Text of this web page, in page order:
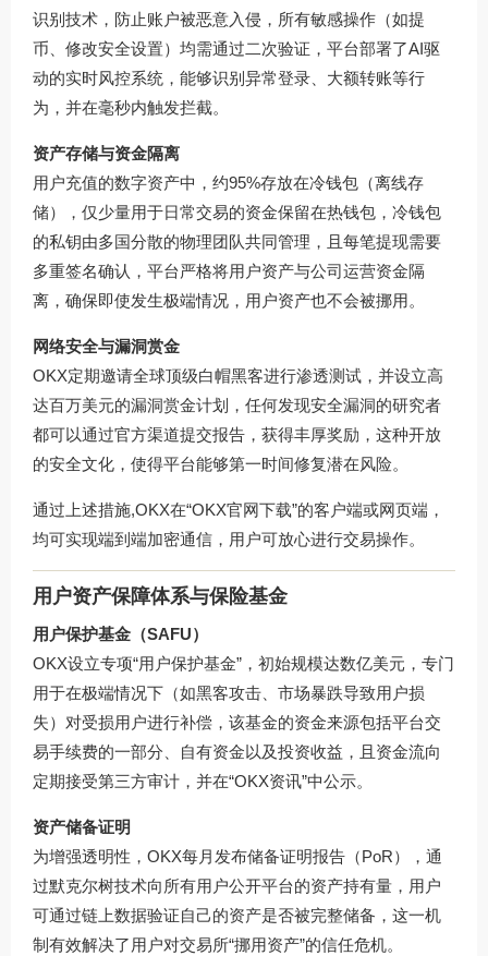
识别技术，防止账户被恶意入侵，所有敏感操作（如提
币、修改安全设置）均需通过二次验证，平台部署了AI驱
动的实时风控系统，能够识别异常登录、大额转账等行
为，并在毫秒内触发拦截。
资产存储与资金隔离
用户充值的数字资产中，约95%存放在冷钱包（离线存
储），仅少量用于日常交易的资金保留在热钱包，冷钱包
的私钥由多国分散的物理团队共同管理，且每笔提现需要
多重签名确认，平台严格将用户资产与公司运营资金隔
离，确保即使发生极端情况，用户资产也不会被挪用。
网络安全与漏洞赏金
OKX定期邀请全球顶级白帽黑客进行渗透测试，并设立高
达百万美元的漏洞赏金计划，任何发现安全漏洞的研究者
都可以通过官方渠道提交报告，获得丰厚奖励，这种开放
的安全文化，使得平台能够第一时间修复潜在风险。
通过上述措施,OKX在“OKX官网下载”的客户端或网页端，
均可实现端到端加密通信，用户可放心进行交易操作。
用户资产保障体系与保险基金
用户保护基金（SAFU）
OKX设立专项“用户保护基金”，初始规模达数亿美元，专门
用于在极端情况下（如黑客攻击、市场暴跌导致用户损
失）对受损用户进行补偿，该基金的资金来源包括平台交
易手续费的一部分、自有资金以及投资收益，且资金流向
定期接受第三方审计，并在“OKX资讯”中公示。
资产储备证明
为增强透明性，OKX每月发布储备证明报告（PoR），通
过默克尔树技术向所有用户公开平台的资产持有量，用户
可通过链上数据验证自己的资产是否被完整储备，这一机
制有效解决了用户对交易所“挪用资产”的信任危机。